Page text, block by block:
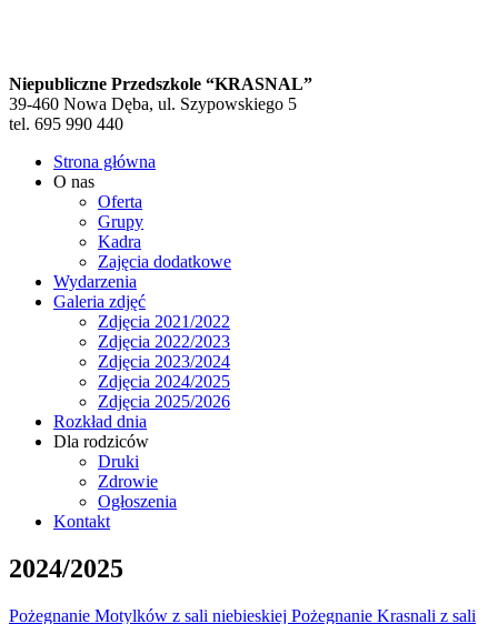
Niepubliczne Przedszkole “KRASNAL”
39-460 Nowa Dęba, ul. Szypowskiego 5
tel. 695 990 440
Strona główna
O nas
Oferta
Grupy
Kadra
Zajęcia dodatkowe
Wydarzenia
Galeria zdjęć
Zdjęcia 2021/2022
Zdjęcia 2022/2023
Zdjęcia 2023/2024
Zdjęcia 2024/2025
Zdjęcia 2025/2026
Rozkład dnia
Dla rodziców
Druki
Zdrowie
Ogłoszenia
Kontakt
2024/2025
Pożegnanie Motylków z sali niebieskiej Pożegnanie Krasnali z sali